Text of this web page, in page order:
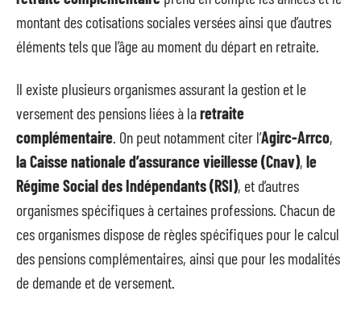
montant des cotisations sociales versées ainsi que d’autres
éléments tels que l’âge au moment du départ en retraite.
Il existe plusieurs organismes assurant la gestion et le
versement des pensions liées à laretraite
complémentaire . On peut notamment citer l’Agirc-Arrco,
la Caisse nationale d’assurance vieillesse (Cnav), le
Régime Social des Indépendants (RSI), et d’autres
organismes spécifiques à certaines professions. Chacun de
ces organismes dispose de règles spécifiques pour le calcul
des pensions complémentaires, ainsi que pour les modalités
de demande et de versement.